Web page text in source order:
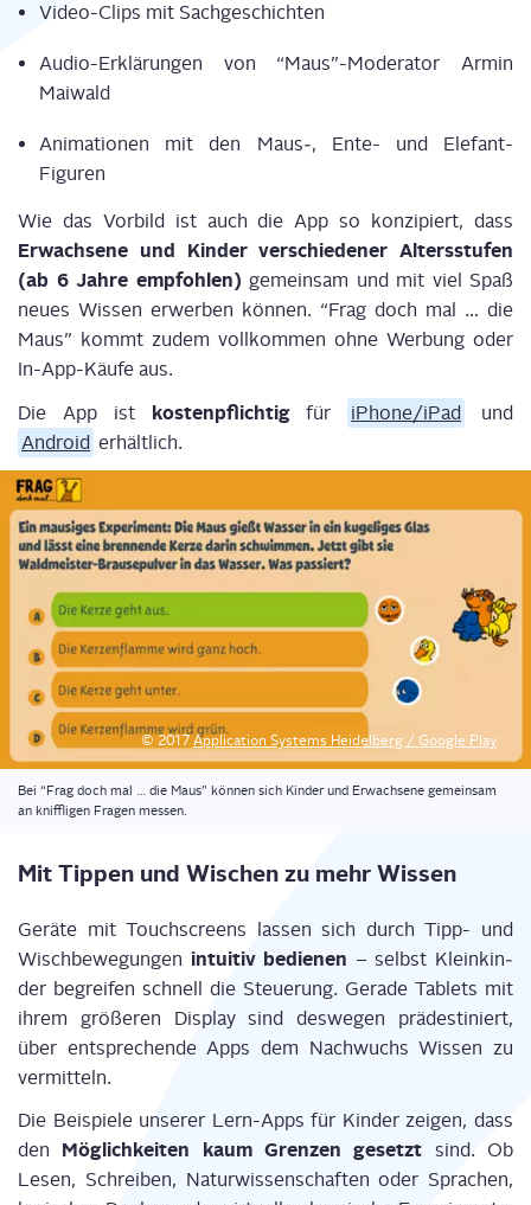
Video-Clips mit Sachgeschichten
Audio-Erklä­run­gen von “Maus”-Moderator Armin
Maiwald
Ani­ma­tio­nen mit den Maus‑, Ente- und Elefant-
Figuren
Wie das Vor­bild ist auch die App so kon­zi­piert, dass
Erwach­se­ne und Kin­der ver­schie­de­ner Alters­stu­fen
(ab 6 Jah­re emp­foh­len) gemein­sam und mit viel Spaß
neu­es Wis­sen erwer­ben kön­nen. “Frag doch mal … die
Maus” kommt zudem voll­kom­men ohne Wer­bung oder
In-App-Käu­fe aus.
Die App ist kos­ten­pflich­tigfür iPhone/iPad
und
Android erhältlich.
© 2017Appli­ca­ti­on Sys­tems Hei­del­berg / Goog­le Play
Bei “Frag doch mal … die Maus” kön­nen sich Kin­der und Erwach­se­ne gemein­sam
an kniff­li­gen Fra­gen messen.
Mit Tip­pen und Wischen zu mehr Wissen
Gerä­te mit Touch­screens las­sen sich durch Tipp- und
Wisch­be­we­gun­gen intui­tiv bedie­nen – selbst Klein­kin­
der begrei­fen schnell die Steue­rung. Gera­de Tablets mit
ihrem grö­ße­ren Dis­play sind des­we­gen prä­de­sti­niert,
über ent­spre­chen­de Apps dem Nach­wuchs Wis­sen zu
vermitteln.
Die Bei­spie­le unse­rer Lern-Apps für Kin­der zei­gen, dass
den Mög­lich­kei­ten kaum Gren­zen gesetzt sind. Ob
Lesen, Schrei­ben, Natur­wis­sen­schaf­ten oder Spra­chen,